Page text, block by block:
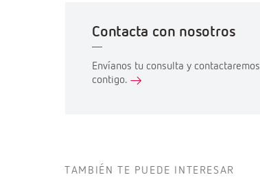
Contacta con nosotros
Envíanos tu consulta y contactaremos
contigo.
TAMBIÉN TE PUEDE INTERESAR